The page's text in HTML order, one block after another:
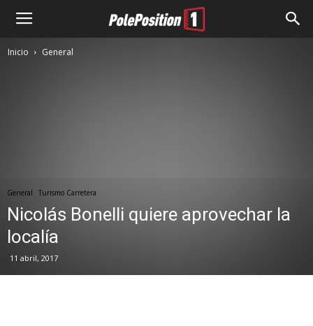
Inicio General
General Turismo Carretera
Nicolás Bonelli quiere aprovechar la
localía
11 abril, 2017